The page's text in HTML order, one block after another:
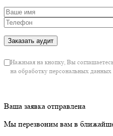
Нажимая на кнопку, Вы
на обработку персональных данных
Ваша заявка отправлена
Мы перезвоним вам в